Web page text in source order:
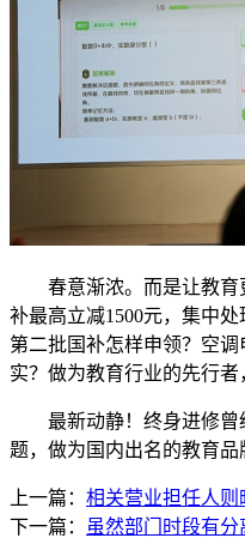
春意渐浓。而是让教育更
补最高立减1500元，集中
第二批国补怎样申领？空
实？做为教育行业的先行者
最新动静！终身进修曾经
题，做为国内出名的教育品
上一篇： 相关营业担任人则
下一篇：
虽然部门时段有分